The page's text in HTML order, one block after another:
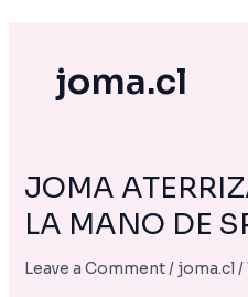
joma.cl
JOMA
LA MANO DE
Leave a Comment/ joma.cl/
JOMA
ATERRIZA
EN
CHILE